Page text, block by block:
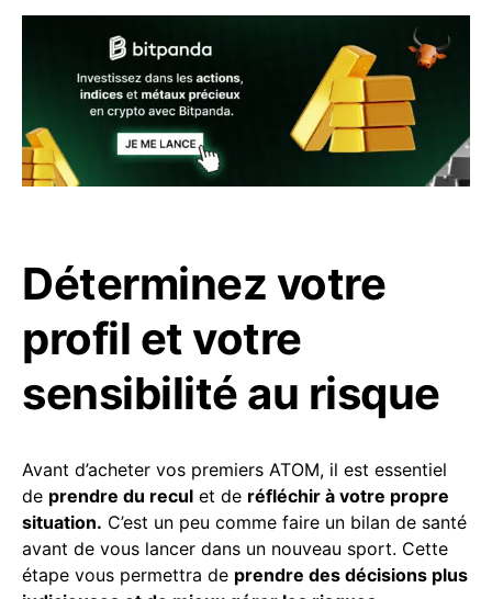
Déterminez votre
profil et votre
sensibilité au risque
Avant d’acheter vos premiers ATOM, il est essentiel
de prendre du recul et de réfléchir à votre propre
situation. C’est un peu comme faire un bilan de santé
avant de vous lancer dans un nouveau sport. Cette
étape vous permettra de prendre des décisions plus